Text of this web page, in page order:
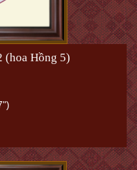
(hoa Hồng 5)